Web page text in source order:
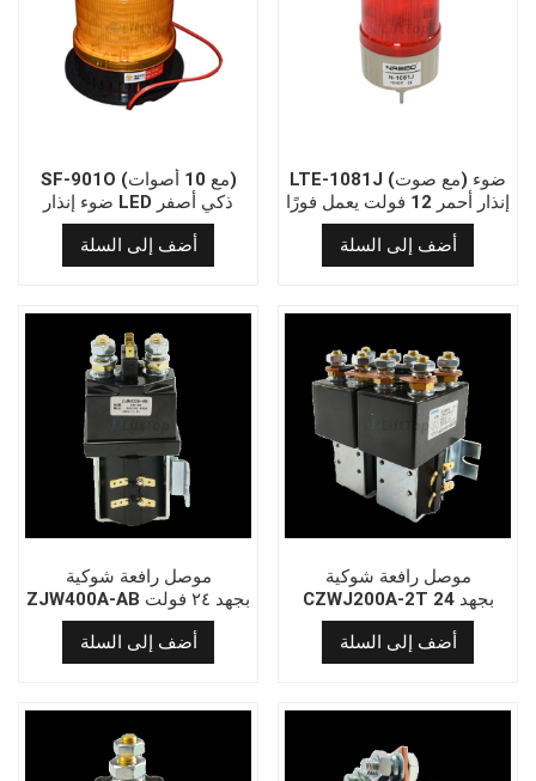
SF-901O (مع 10 أصوات)
ضوء إنذار LED ذكي أصفر
بتصميم صناعي متين
أضف إلى السلة
LTE-1081J (مع صوت) ضوء
إنذار أحمر 12 فولت يعمل فورًا
أضف إلى السلة
موصل رافعة شوكية
ZJW400A-AB بجهد ٢٤ فولت
تيار مستمر | مزود بمفتاح
ميكرو | بديل ممتاز من ألبرايت
| مرحل كهربائي عالي التحمل
أضف إلى السلة
موصل رافعة شوكية
CZWJ200A-2T بجهد 24
فولت تيار مستمر | بديل ممتاز
من ألبرايت | مرحل كهربائي
عالي التحمل صيني الصنع
أضف إلى السلة